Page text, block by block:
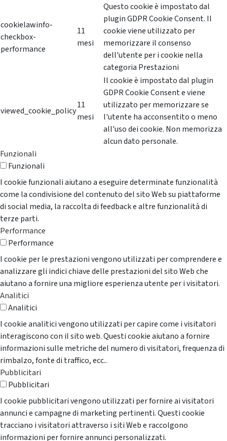
cookielawinfo-
checkbox-
performance
11
mesi
Questo cookie è impostato dal
plugin GDPR Cookie Consent. Il
cookie viene utilizzato per
memorizzare il consenso
dell'utente per i cookie nella
categoria Prestazioni
viewed_cookie_policy
11
mesi
Il cookie è impostato dal plugin
GDPR Cookie Consent e viene
utilizzato per memorizzare se
l'utente ha acconsentito o meno
all'uso dei cookie. Non memorizza
alcun dato personale.
Funzionali
Funzionali
I cookie funzionali aiutano a eseguire determinate funzionalità
come la condivisione del contenuto del sito Web su piattaforme
di social media, la raccolta di feedback e altre funzionalità di
terze parti.
Performance
Performance
I cookie per le prestazioni vengono utilizzati per comprendere e
analizzare gli indici chiave delle prestazioni del sito Web che
aiutano a fornire una migliore esperienza utente per i visitatori.
Analitici
Analitici
I cookie analitici vengono utilizzati per capire come i visitatori
interagiscono con il sito web. Questi cookie aiutano a fornire
informazioni sulle metriche del numero di visitatori, frequenza di
rimbalzo, fonte di traffico, ecc..
Pubblicitari
Pubblicitari
I cookie pubblicitari vengono utilizzati per fornire ai visitatori
annunci e campagne di marketing pertinenti. Questi cookie
tracciano i visitatori attraverso i siti Web e raccolgono
informazioni per fornire annunci personalizzati.